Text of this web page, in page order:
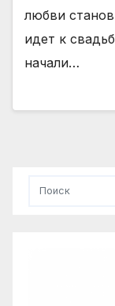
любви
идет к
начали…